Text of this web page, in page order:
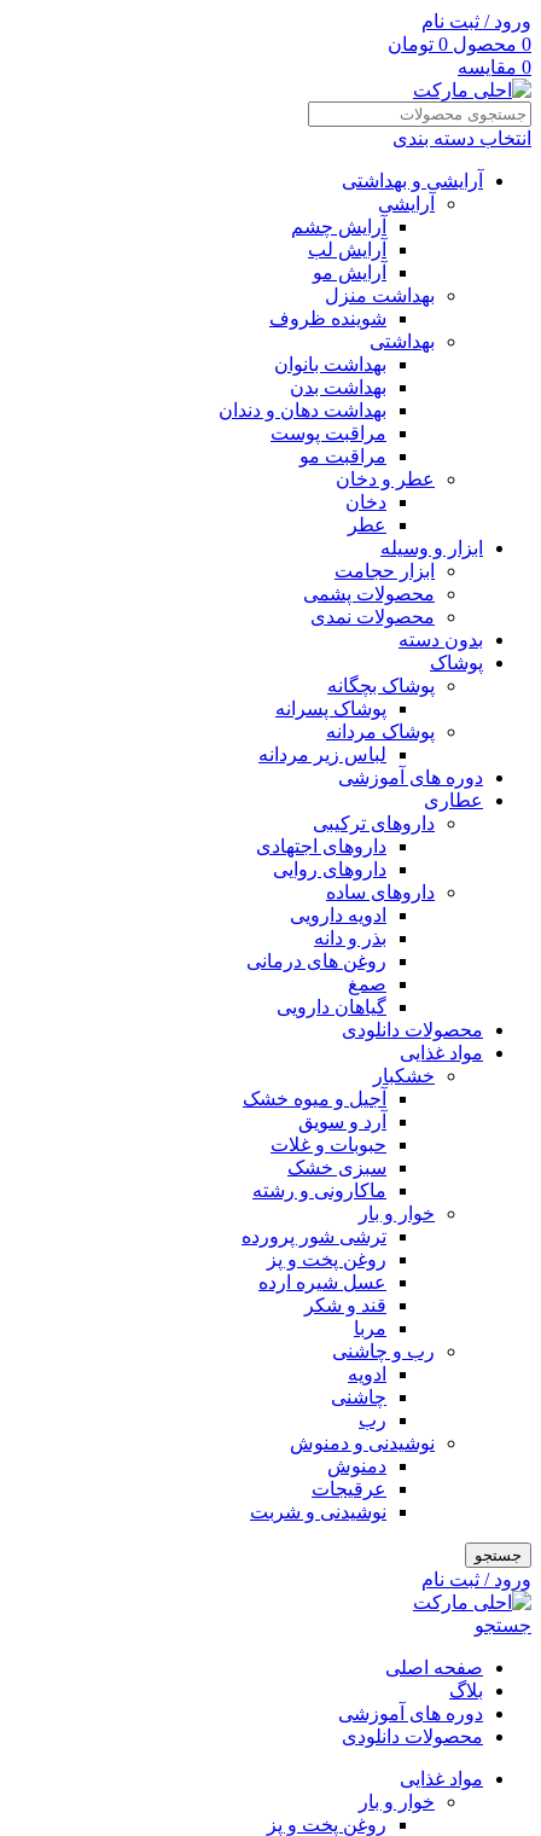
ورود / ثبت نام
0 محصول 0 تومان
0 مقایسه
انتخاب دسته بندی
آرایشی و بهداشتی
آرایشی
آرایش چشم
آرایش لب
آرایش مو
بهداشت منزل
شوینده ظروف
بهداشتی
بهداشت بانوان
بهداشت بدن
بهداشت دهان و دندان
مراقبت پوست
مراقبت مو
عطر و دخان
دخان
عطر
ابزار و وسیله
ابزار حجامت
محصولات پشمی
محصولات نمدی
بدون دسته
پوشاک
پوشاک بچگانه
پوشاک پسرانه
پوشاک مردانه
لباس زیر مردانه
دوره های آموزشی
عطاری
داروهای ترکیبی
داروهای اجتهادی
داروهای روایی
داروهای ساده
ادویه دارویی
بذر و دانه
روغن های درمانی
صمغ
گیاهان دارویی
محصولات دانلودی
مواد غذایی
خشکبار
آجیل و میوه خشک
آرد و سویق
حبوبات و غلات
سبزی خشک
ماکارونی و رشته
خوار و بار
ترشی شور پرورده
روغن پخت و پز
عسل شیره ارده
قند و شکر
مربا
رب و چاشنی
ادویه
چاشنی
رب
نوشیدنی و دمنوش
دمنوش
عرقیجات
نوشیدنی و شربت
جستجو
ورود / ثبت نام
جستجو
صفحه اصلی
بلاگ
دوره های آموزشی
محصولات دانلودی
مواد غذایی
خوار و بار
روغن پخت و پز